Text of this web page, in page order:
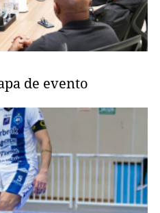
de evento